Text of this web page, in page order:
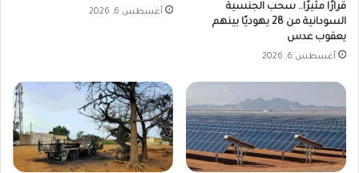
ت
ا
ئ
و
ا
ل
م
قرارًا مثيرًا.. سحب الجنسية
السودانية من 28 يهوديًا بينهم
يعقوب عدس
أغسطس 6, 2026
أغسطس 6, 2026